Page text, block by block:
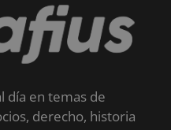
día en temas de
derecho, historia